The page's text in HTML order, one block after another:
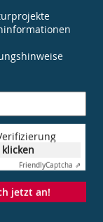
FriendlyCaptcha ⇗
jetzt an!
in Hamburg
oder
PartmbB
weiterer Standort)